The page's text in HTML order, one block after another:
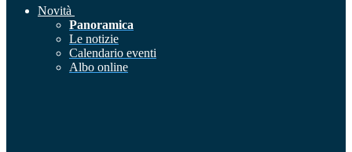
Novità
Panoramica
Le notizie
Calendario eventi
Albo online